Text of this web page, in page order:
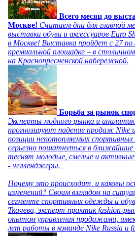
Всего месяц до
Москве! Считаем дни для главной
выставки обуви и аксессуаров Euro
в Москве! Выставка пройдет с 27 по
премиальной площадке – в
на Краснопресненской набережной.
Борьба за рынок
Эксперты модного рынка и
прогнозируют падение продаж Nike
позиции непотопляемых
серьезно пошатнуться в ближайшие
теснят молодые, смелые и
- челленджеры.
Почему это происходит, и каковы
изменений? Своим взглядом на
сегменте спортивных одежды и
Ткачева, эксперт-практик fashion-
опытом управления продажами,
лет работы в команде Nike Russia и